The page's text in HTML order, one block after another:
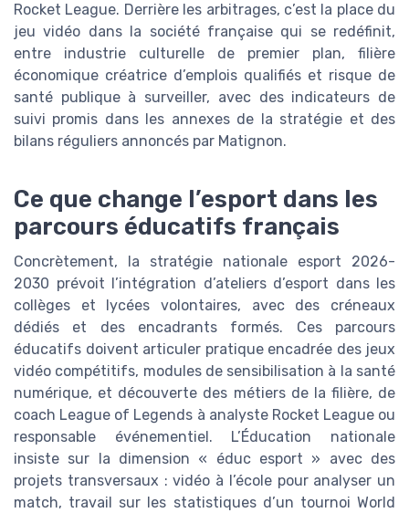
Rocket League. Derrière les arbitrages, c’est la place du
jeu vidéo dans la société française qui se redéfinit,
entre industrie culturelle de premier plan, filière
économique créatrice d’emplois qualifiés et risque de
santé publique à surveiller, avec des indicateurs de
suivi promis dans les annexes de la stratégie et des
bilans réguliers annoncés par Matignon.
Ce que change l’esport dans les
parcours éducatifs français
Concrètement, la stratégie nationale esport 2026-
2030 prévoit l’intégration d’ateliers d’esport dans les
collèges et lycées volontaires, avec des créneaux
dédiés et des encadrants formés. Ces parcours
éducatifs doivent articuler pratique encadrée des jeux
vidéo compétitifs, modules de sensibilisation à la santé
numérique, et découverte des métiers de la filière, de
coach League of Legends à analyste Rocket League ou
responsable événementiel. L’Éducation nationale
insiste sur la dimension « éduc esport » avec des
projets transversaux : vidéo à l’école pour analyser un
match, travail sur les statistiques d’un tournoi World